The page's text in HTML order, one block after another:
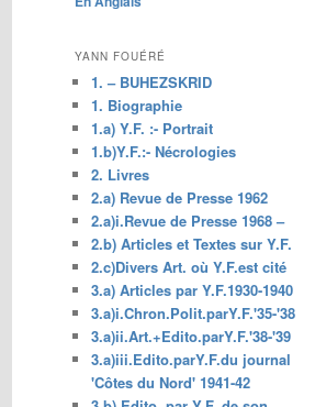
principal
YANN FOUÉRÉ
1. – BUHEZSKRID
1. Biographie
1.a) Y.F. :- Portrait
1.b)Y.F.:- Nécrologies
2. Livres
2.a) Revue de Presse 1962
2.a)i.Revue de Presse 1968 –
2.b) Articles et Textes sur Y.F.
2.c)Divers Art. où Y.F.est cité
3.a) Articles par Y.F.1930-1940
3.a)i.Chron.Polit.parY.F.'35-'38
3.a)ii.Art.+Edito.parY.F.'38-'39
3.a)iii.Edito.parY.F.du journal
'Côtes du Nord' 1941-42